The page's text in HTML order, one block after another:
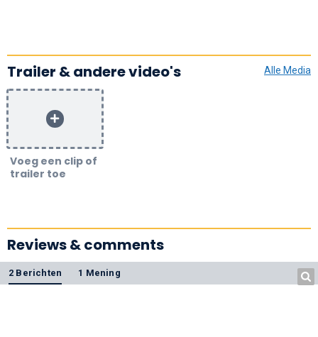
Trailer & andere video's Alle Media
Voeg een clip of
trailer toe
Reviews & comments
2 Berichten 1 Mening